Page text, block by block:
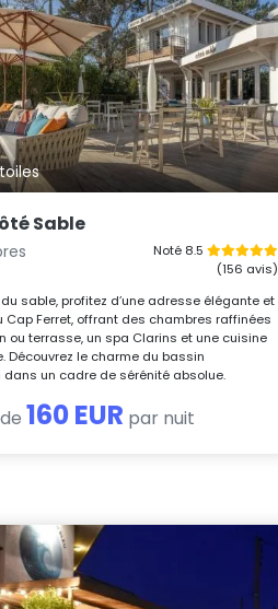
Sable
Noté 8.5
(156 avis)
sable, profitez d’une adresse élégante et
Cap Ferret, offrant des chambres raffinées
ou terrasse, un spa Clarins et une cuisine
Découvrez le charme du bassin
dans un cadre de sérénité absolue.
160 EUR par nuit